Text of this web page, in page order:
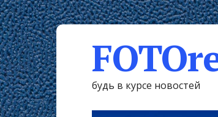
будь в курсе новостей